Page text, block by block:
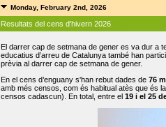
Monday, February 2nd, 2026
Resultats del cens d'hivern 2026
El darrer cap de setmana de gener es va dur a
educatius d’arreu de Catalunya també han
prèvia al darrer cap de setmana de gener.
En el cens d’enguany s'han rebut dades de 76
amb més censos, com és habitual atès que és
censos cadascun). En total, entre el 19 i el 25